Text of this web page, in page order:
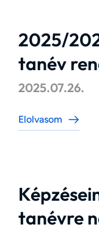
2025/
tanév
2025.07.26.
Elolvasom
tanévre